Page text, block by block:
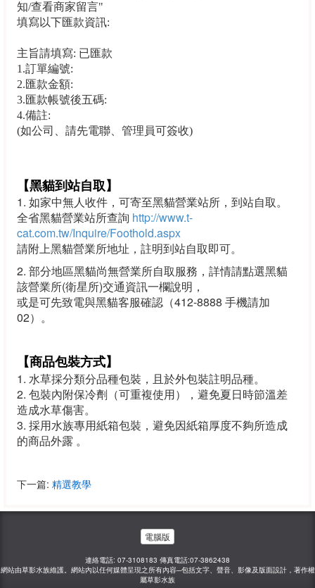
知/查看商家留言"
填寫以下匯款資訊:
主旨請填寫: 已匯款
1.訂單編號:
2.匯款金額:
3.匯款帳號後五碼:
4.備註:
(如公司、請先電聯、管理員可簽收)
【黑貓到站自取】
1. 如家中無人收件，可寄至黑貓營業站所，到站自取。
全省黑貓營業站所查詢 http://www.t-
cat.com.tw/Inquire/Foothold.aspx
請附上黑貓營業所地址，註明到站自取即可。
2. 部分地區黑貓尚無營業所自取服務，詳情請點選黑貓
該營業所(衛星所)交通資訊一欄說明 ，
或是可先致電與黑貓客服確認（412-8888 手機請加
02） 。
【商品包裝方式】
1. 水草採分類分品種包裝 ， 且於外包裝註明品種。
2. 包裝內附保冷劑（可重複使用）
， 避免夏日時節溫差
造成水草傷害。
3. 採用水族專用紙箱包裝 ， 避免因紙箱厚度不夠所造成
的商品外露 。
下一篇: 精選教學
電腦版
連絡電話: 07-3108183 傳真電話:07-3862438
網站由草影水族維護。網站內以任何媒體呈現之所有內容─包括文字、聲音、影像及版面設計，著作權
屬草影水族